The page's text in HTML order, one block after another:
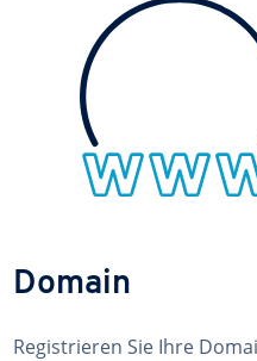
Domain
Registrieren Sie Ihre